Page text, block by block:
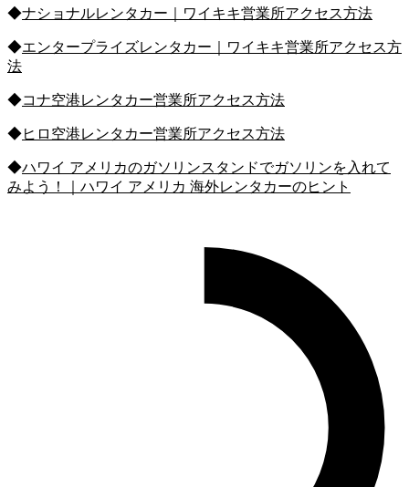
◆ナショナルレンタカー｜ワイキキ営業所アクセス方法
◆エンタープライズレンタカー｜ワイキキ営業所アクセス方
法
◆コナ空港レンタカー営業所アクセス方法
◆ヒロ空港レンタカー営業所アクセス方法
◆ハワイ アメリカのガソリンスタンドでガソリンを入れて
みよう！｜ハワイ アメリカ 海外レンタカーのヒント